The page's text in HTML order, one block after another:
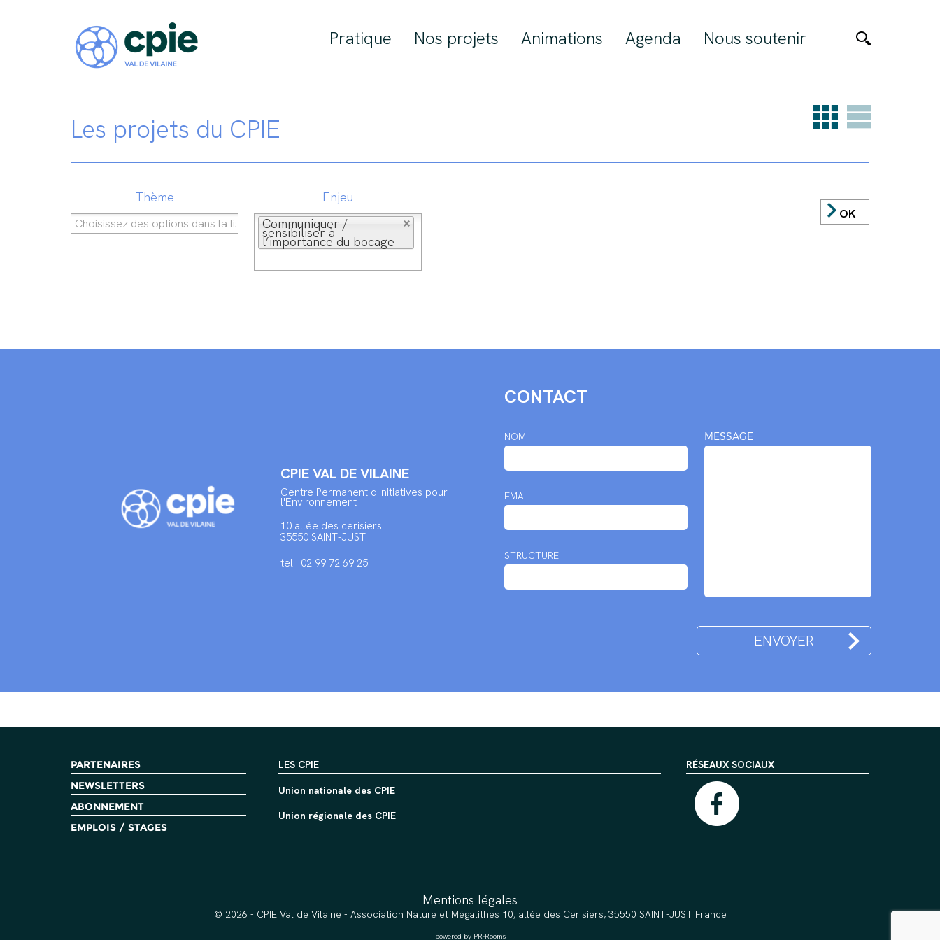
Pratique Nos projets Animations Agenda Nous soutenir
Les projets du CPIE
Thème
Enjeu
Communiquer /
sensibiliser à
l’importance du bocage
OK
CPIE VAL DE VILAINE
Centre Permanent d'Initiatives pour
l'Environnement
10 allée des cerisiers
35550 SAINT-JUST
tel : 02 99 72 69 25
CONTACT
NOM
EMAIL
STRUCTURE
MESSAGE
PARTENAIRES
NEWSLETTERS
ABONNEMENT
EMPLOIS / STAGES
LES CPIE
Union nationale des CPIE
Union régionale des CPIE
RÉSEAUX SOCIAUX
Mentions légales
© 2026 - CPIE Val de Vilaine - Association Nature et Mégalithes 10, allée des Cerisiers, 35550 SAINT-JUST France
powered by PR-Rooms